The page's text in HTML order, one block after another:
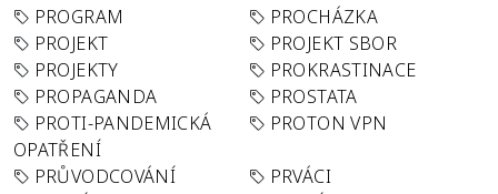
PROGRAM
PROCHÁZKA
PROJEKT
PROJEKT SBOR
PROJEKTY
PROKRASTINACE
PROPAGANDA
PROSTATA
PROTI-PANDEMICKÁ
OPATŘENÍ
PROTON VPN
PRŮVODCOVÁNÍ
PRVÁCI